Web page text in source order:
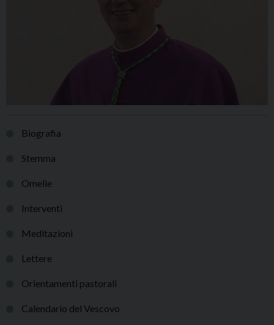
Biografia
Stemma
Omelie
Interventi
Meditazioni
Lettere
Orientamenti pastorali
Calendario del Vescovo